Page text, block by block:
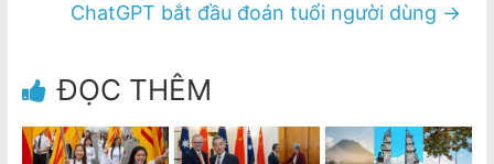
ChatGPT bắt đầu đoán tuổi người dùng →
ĐỌC THÊM